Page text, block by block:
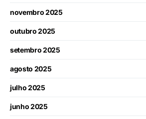
novembro 2025
outubro 2025
setembro 2025
agosto 2025
julho 2025
junho 2025